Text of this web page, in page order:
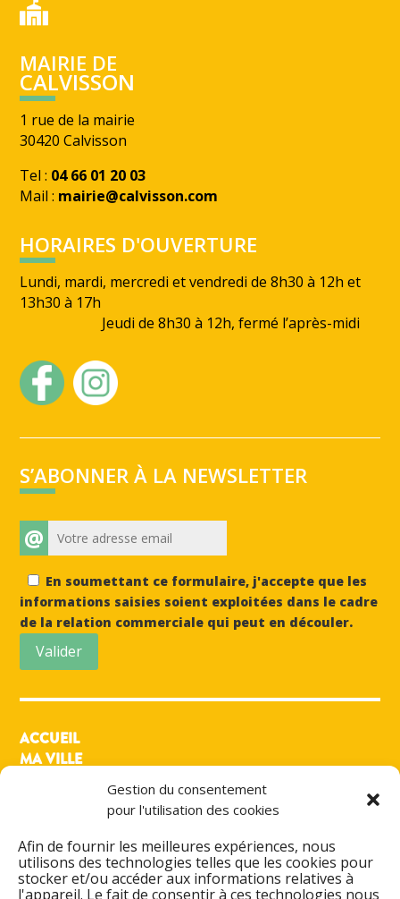
Gestion du consentement
pour l'utilisation des cookies
Afin de fournir les meilleures expériences, nous
utilisons des technologies telles que les cookies pour
stocker et/ou accéder aux informations relatives à
l'appareil. Le fait de consentir à ces technologies nous
ACCUEIL
MA VILLE
ACTIONS & PROJETS
DÉMARCHES ADMINISTRATIVES
MAIRIE DE
CALVISSON
1 rue de la mairie
30420 Calvisson
Tel : 04 66 01 20 03
Mail : mairie@calvisson.com
HORAIRES D'OUVERTURE
Lundi, mardi, mercredi et vendredi de 8h30 à 12h et
13h30 à 17h
Jeudi de 8h30 à 12h, fermé l’après-midi
S’ABONNER À LA NEWSLETTER
@
En soumettant ce formulaire, j'accepte que les
informations saisies soient exploitées dans le cadre
de la relation commerciale qui peut en découler.
Valider